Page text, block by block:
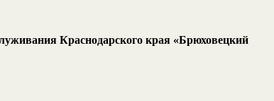
Краснодарского края «Брюховецкий